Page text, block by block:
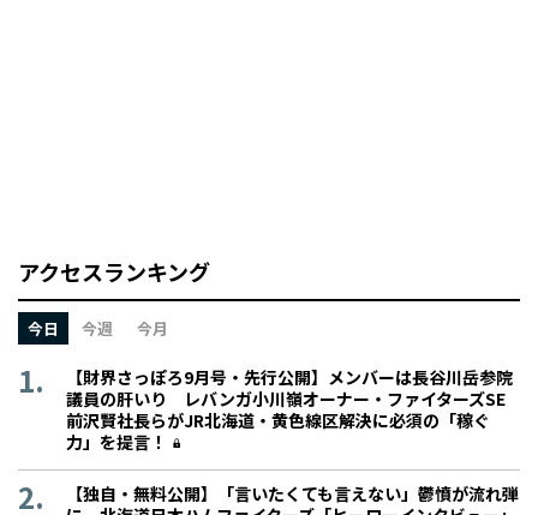
アクセスランキング
今日 今週 今月
【財界さっぽろ9月号・先行公開】メンバーは長谷川岳参院
議員の肝いり レバンガ小川嶺オーナー・ファイターズSE
前沢賢社長らがJR北海道・黄色線区解決に必須の「稼ぐ
力」を提言！
【独自・無料公開】「言いたくても言えない」鬱憤が流れ弾